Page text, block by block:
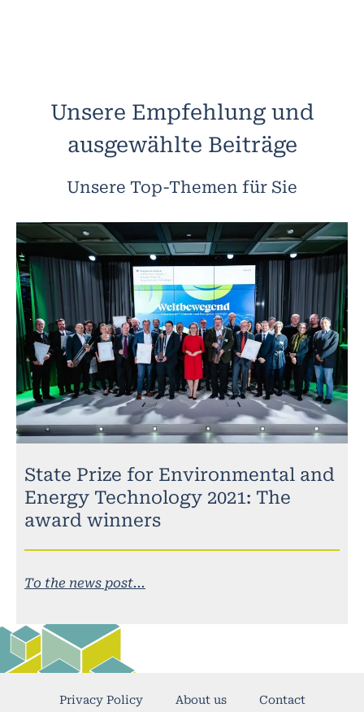
Unsere Empfehlung und
ausgewählte Beiträge
Unsere Top-Themen für Sie
State Prize for Environmental and
Energy Technology 2021: The
award winners
To the news post...
Privacy Policy About us Contact